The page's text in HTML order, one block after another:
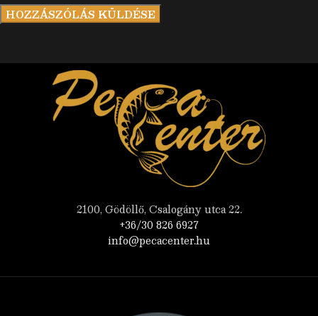
2100, Gödöllő, Csalogány utca 22.
+36/30 826 6927
info@pecacenter.hu